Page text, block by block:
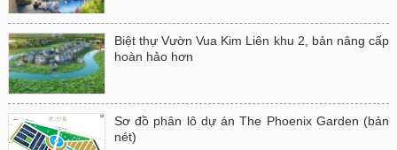
Biệt thự Vườn Vua Kim Liên khu 2, bản nâng cấp
hoàn hảo hơn
Sơ đồ phân lô dự án The Phoenix Garden (bản
nét)